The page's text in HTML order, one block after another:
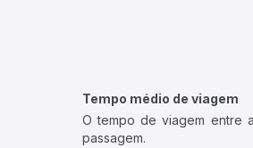
Tempo médio de viagem
O tempo de viagem entre
passagem.